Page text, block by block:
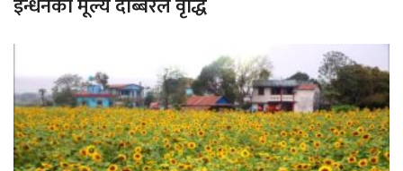
इन्धनको मूल्य दोब्बरले वृद्धि